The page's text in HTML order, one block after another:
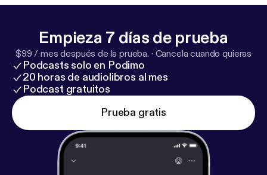
Empieza 7 días de prueba
$99 / mes después de la prueba. · Cancela cuando quieras
Podcasts solo en Podimo
20 horas de audiolibros al mes
Podcast gratuitos
Prueba gratis